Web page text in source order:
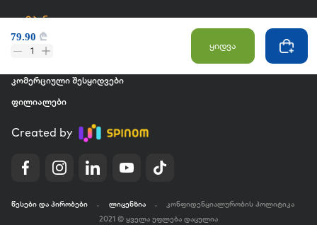
79.90 ₾
1 ყიდვა
კომპანია
ჩვენ შესახებ
კომერციული შესყიდვები
ფილიალები
Created by
წესები და პირობები . ლიცენზია .
კონფიდენციალურობის პოლიტიკა
2021 © ყველა უფლება დაცულია